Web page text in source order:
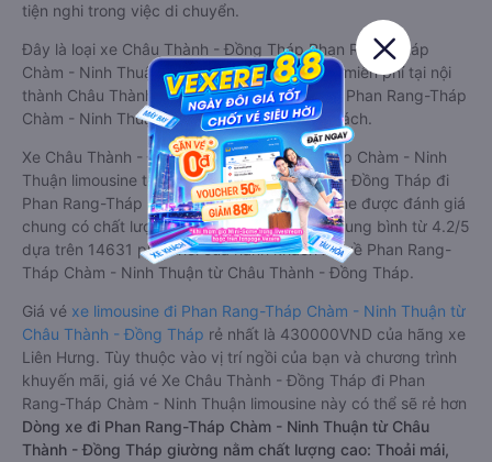
tiện nghi trong việc di chuyển.
Đây là loại xe Châu Thành - Đồng Tháp Phan Rang-Tháp
Chàm - Ninh Thuận có hỗ trợ đón/trả tận nơi miễn phí tại nội
thành Châu Thành - Đồng Tháp và nội thành Phan Rang-Tháp
Chàm - Ninh Thuận, rất thuận tiện cho du khách.
Xe Châu Thành - Đồng Tháp Phan Rang-Tháp Chàm - Ninh
Thuận limousine tốt nhất: Xe từ Châu Thành - Đồng Tháp đi
Phan Rang-Tháp Chàm - Ninh Thuận limousine được đánh giá
chung có chất lượng Tốt với điểm đánh giá trung bình từ 4.2/5
dựa trên 14631 phản hồi của hành khách Xe về Phan Rang-
Tháp Chàm - Ninh Thuận từ Châu Thành - Đồng Tháp.
Giá vé xe limousine đi Phan Rang-Tháp Chàm - Ninh Thuận từ
Châu Thành - Đồng Tháp rẻ nhất là 430000VND của hãng xe
Liên Hưng. Tùy thuộc vào vị trí ngồi của bạn và chương trình
khuyến mãi, giá vé Xe Châu Thành - Đồng Tháp đi Phan
Rang-Tháp Chàm - Ninh Thuận limousine này có thể sẽ rẻ hơn
Dòng xe đi Phan Rang-Tháp Chàm - Ninh Thuận từ Châu
Thành - Đồng Tháp giường nằm chất lượng cao: Thoải mái,